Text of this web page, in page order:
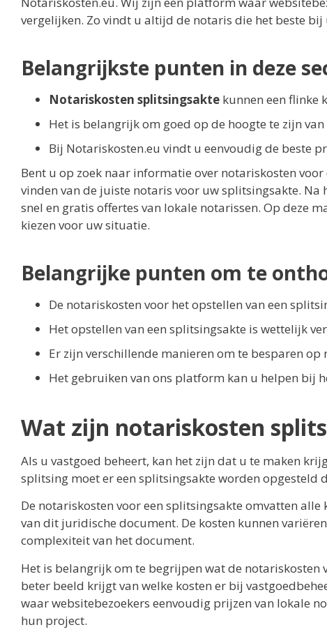
vergelijken. Zo vindt u altijd de notaris die het beste
Belangrijkste punten in deze
Notariskosten splitsingsakte kunnen een flinke
Het is belangrijk om goed op de hoogte te zijn
Bij Notariskosten.eu vindt u eenvoudig de beste
Bent u op zoek naar informatie over notariskosten
vinden van de juiste notaris voor uw splitsingsakte. Na
snel en gratis offertes van lokale notarissen. Op deze
kiezen voor uw situatie.
Belangrijke punten om te
De notariskosten voor het opstellen van een
Het opstellen van een splitsingsakte is wettelijk
Er zijn verschillende manieren om te besparen
Het gebruiken van ons platform kan u helpen bij
Wat zijn notariskosten
Als u vastgoed beheert, kan het zijn dat u te maken
splitsing moet er een splitsingsakte worden opgesteld
De notariskosten voor een splitsingsakte omvatten
van dit juridische document. De kosten kunnen
complexiteit van het document.
Het is belangrijk om te begrijpen wat de notariskosten
beter beeld krijgt van welke kosten er bij
waar websitebezoekers eenvoudig prijzen van lokale
hun project.